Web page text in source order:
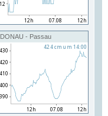
DONAU - Passau